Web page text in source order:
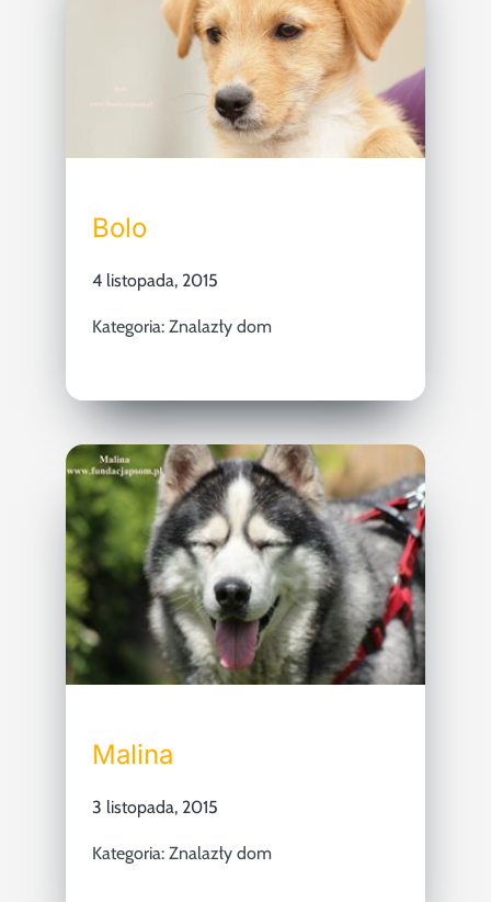
Bolo
4 listopada, 2015
Kategoria: Znalazły dom
Malina
3 listopada, 2015
Kategoria: Znalazły dom